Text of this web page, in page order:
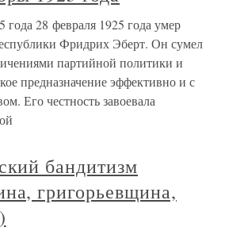
28 февраля 1925 года умер
Фридрих Эберт. Он сумел
партийной политики и
предназначение эффективно и с
Его честность завоевала
бандитизм
григорьевщина,